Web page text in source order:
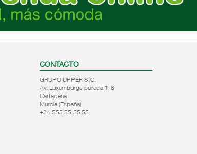
CONTACTO
GRUPO UPPER S.C.
Av. Luxemburgo parcela 1-6
Cartagena
Murcia (España)
+34 555 55 55 55